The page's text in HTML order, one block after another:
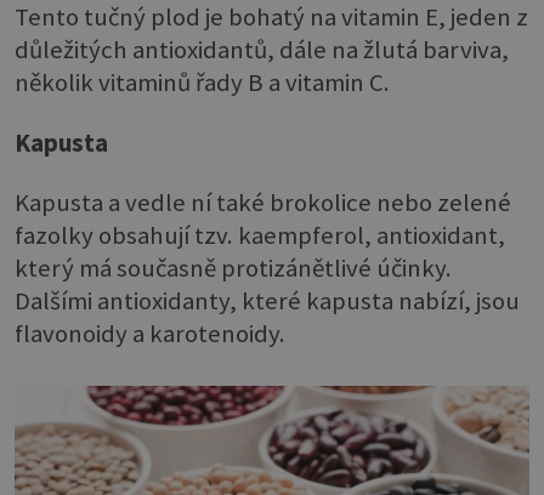
Tento tučný plod je bohatý na vitamin E, jeden z
důležitých antioxidantů, dále na žlutá barviva,
několik vitaminů řady B a vitamin C.
Kapusta
Kapusta a vedle ní také brokolice nebo zelené
fazolky obsahují tzv. kaempferol, antioxidant,
který má současně protizánětlivé účinky.
Dalšími antioxidanty, které kapusta nabízí, jsou
flavonoidy a karotenoidy.